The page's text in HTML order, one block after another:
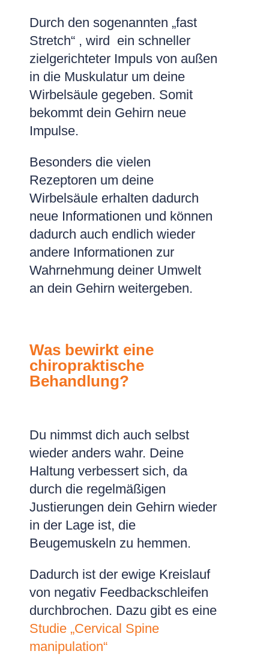
Durch den sogenannten „fast
Stretch“ , wird ein schneller
zielgerichteter Impuls von außen
in die Muskulatur um deine
Wirbelsäule gegeben. Somit
bekommt dein Gehirn neue
Impulse.
Besonders die vielen
Rezeptoren um deine
Wirbelsäule erhalten dadurch
neue Informationen und können
dadurch auch endlich wieder
andere Informationen zur
Wahrnehmung deiner Umwelt
an dein Gehirn weitergeben.
Was bewirkt eine
chiropraktische
Behandlung?
Du nimmst dich auch selbst
wieder anders wahr. Deine
Haltung verbessert sich, da
durch die regelmäßigen
Justierungen dein Gehirn wieder
in der Lage ist, die
Beugemuskeln zu hemmen.
Dadurch ist der ewige Kreislauf
von negativ Feedbackschleifen
durchbrochen. Dazu gibt es eine
Studie „Cervical Spine
manipulation“